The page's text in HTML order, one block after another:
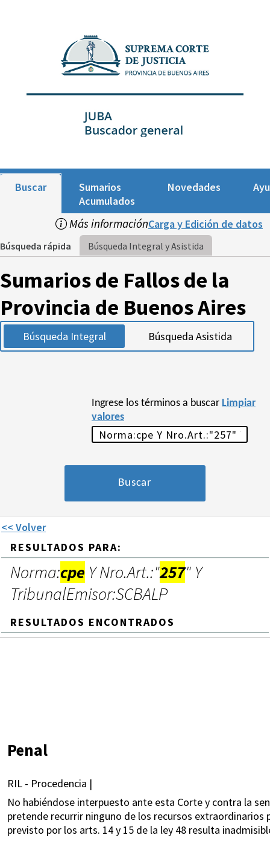
Buscar
Sumarios
Acumulados
Novedades
Más informaciónCarga y Edición de datos
Búsqueda rápida Búsqueda Integral y Asistida
Sumarios de Fallos de la
Provincia de Buenos Aires
Búsqueda Integral Búsqueda Asistida
Ingrese los términos a buscar Limpiar
valores
<< Volver
RESULTADOS PARA:
Norma:cpe Y Nro.Art.:"257" Y
TribunalEmisor:SCBALP
RESULTADOS ENCONTRADOS
Penal
RIL - Procedencia |
No habiéndose interpuesto ante esta Corte y contra la
pretende recurrir ninguno de los recursos
previsto por los arts. 14 y 15 de la ley 48 resulta